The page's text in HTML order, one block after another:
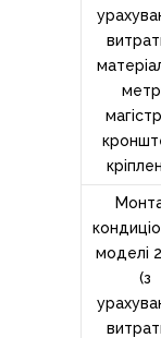
моделі
(з